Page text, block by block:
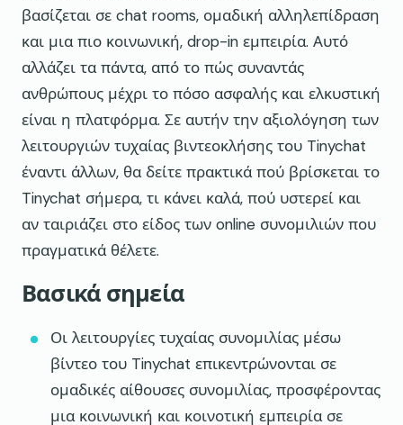
βασίζεται σε chat rooms, ομαδική αλληλεπίδραση
και μια πιο κοινωνική, drop-in εμπειρία. Αυτό
αλλάζει τα πάντα, από το πώς συναντάς
ανθρώπους μέχρι το πόσο ασφαλής και ελκυστική
είναι η πλατφόρμα. Σε αυτήν την αξιολόγηση των
λειτουργιών τυχαίας βιντεοκλήσης του Tinychat
έναντι άλλων, θα δείτε πρακτικά πού βρίσκεται το
Tinychat σήμερα, τι κάνει καλά, πού υστερεί και
αν ταιριάζει στο είδος των online συνομιλιών που
πραγματικά θέλετε.
Βασικά σημεία
Οι λειτουργίες τυχαίας συνομιλίας μέσω
βίντεο του Tinychat επικεντρώνονται σε
ομαδικές αίθουσες συνομιλίας, προσφέροντας
μια κοινωνική και κοινοτική εμπειρία σε